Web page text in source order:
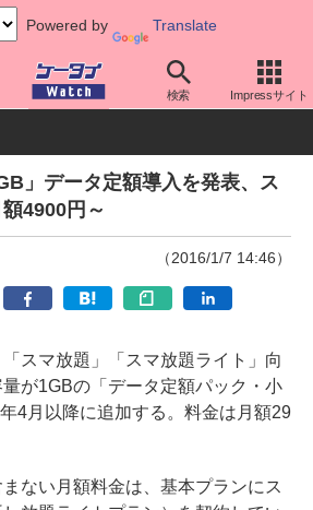
Powered by Translate
検索 Impressサイト
ソフトバンク 料金プラン・割引
」データ定額導入を発表、ス
4900円～
（2016/1/7 14:46）
スマ放題」「スマ放題ライト」向
が1GBの「データ定額パック・小
4月以降に追加する。料金は月額29
ない月額料金は、基本プランにス